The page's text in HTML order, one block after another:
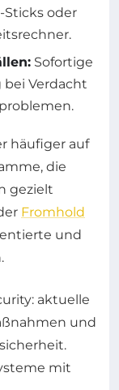
Sticks oder
Sofortige
Verdacht
häufiger auf
die
gezielt
Fromhold
und